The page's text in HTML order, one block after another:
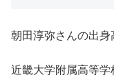
朝田淳弥さんの出身
近畿大学附属高等学